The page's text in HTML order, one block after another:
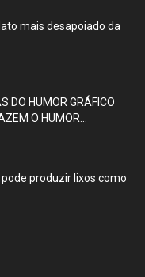
mais desapoiado da
DO HUMOR GRÁFICO
O HUMOR...
produzir lixos como